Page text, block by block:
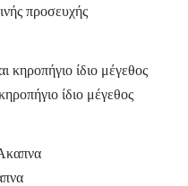
προσευχής
ίδιο μέγεθος